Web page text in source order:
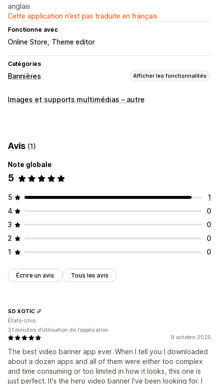
anglais
Cette application n’est pas traduite en français
Fonctionne avec
Online Store Theme editor
Catégories
Bannières Afficher les fonctionnalités
Type de bannière
Personnalisation
Couleur et police
Optimisation pour le format mobile
Ciblage du comportement
Images et supports multimédias – autre
Avis (1)
Note globale
5
5
1
4
0
3
0
2
0
1
0
Écrire un avis Tous les avis
9 octobre 2025
The best video banner app ever. When I tell you I downloaded
about a dozen apps and all of them were either too complex
and time consuming or too limited in how it looks, this one is
just perfect. It's the hero video banner I've been looking for. I
SD XOTIC
États-Unis
31 minutes d’utilisation de l’application